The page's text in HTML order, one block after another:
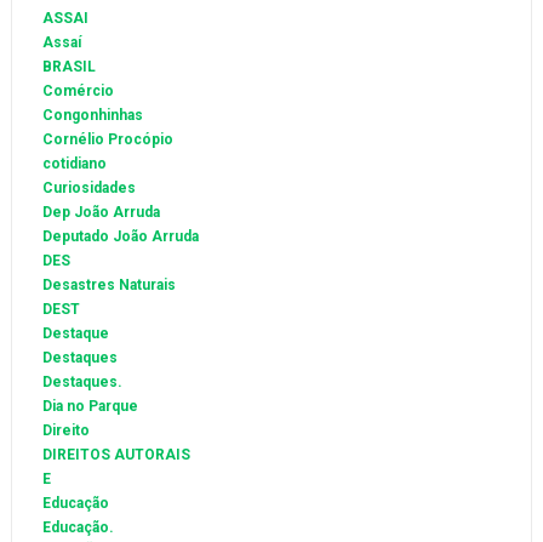
ASSAI
Assaí
BRASIL
Comércio
Congonhinhas
Cornélio Procópio
cotidiano
Curiosidades
Dep João Arruda
Deputado João Arruda
DES
Desastres Naturais
DEST
Destaque
Destaques
Destaques.
Dia no Parque
Direito
DIREITOS AUTORAIS
E
Educação
Educação.